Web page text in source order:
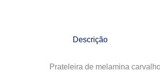
Descrição
Prateleira de melamina